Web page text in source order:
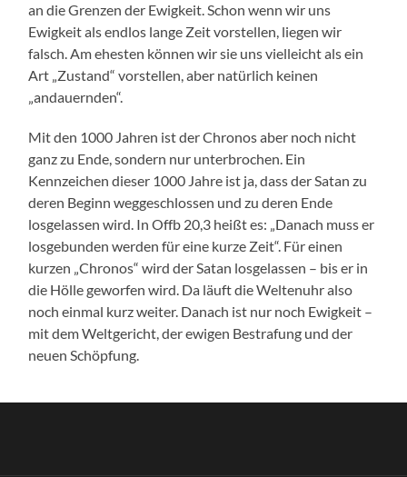
an die Grenzen der Ewigkeit. Schon wenn wir uns
Ewigkeit als endlos lange Zeit vorstellen, liegen wir
falsch. Am ehesten können wir sie uns vielleicht als ein
Art „Zustand“ vorstellen, aber natürlich keinen
„andauernden“.
Mit den 1000 Jahren ist der Chronos aber noch nicht
ganz zu Ende, sondern nur unterbrochen. Ein
Kennzeichen dieser 1000 Jahre ist ja, dass der Satan zu
deren Beginn weggeschlossen und zu deren Ende
losgelassen wird. In Offb 20,3 heißt es: „Danach muss er
losgebunden werden für eine kurze Zeit“. Für einen
kurzen „Chronos“ wird der Satan losgelassen – bis er in
die Hölle geworfen wird. Da läuft die Weltenuhr also
noch einmal kurz weiter. Danach ist nur noch Ewigkeit –
mit dem Weltgericht, der ewigen Bestrafung und der
neuen Schöpfung.